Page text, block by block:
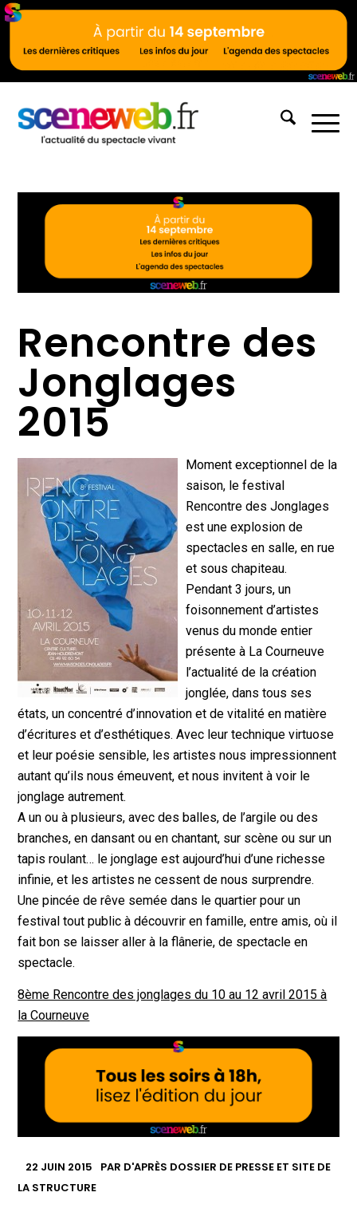
Rencontre des
Jonglages
2015
Moment exceptionnel de la
saison, le festival
Rencontre des Jonglages
est une explosion de
spectacles en salle, en rue
et sous chapiteau.
Pendant 3 jours, un
foisonnement d’artistes
venus du monde entier
présente à La Courneuve
l’actualité de la création
jonglée, dans tous ses
états, un concentré d’innovation et de vitalité en matière
d’écritures et d’esthétiques. Avec leur technique virtuose
et leur poésie sensible, les artistes nous impressionnent
autant qu’ils nous émeuvent, et nous invitent à voir le
jonglage autrement.
A un ou à plusieurs, avec des balles, de l’argile ou des
branches, en dansant ou en chantant, sur scène ou sur un
tapis roulant… le jonglage est aujourd’hui d’une richesse
infinie, et les artistes ne cessent de nous surprendre.
Une pincée de rêve semée dans le quartier pour un
festival tout public à découvrir en famille, entre amis, où il
fait bon se laisser aller à la flânerie, de spectacle en
spectacle.
8ème Rencontre des jonglages du 10 au 12 avril 2015 à
la Courneuve
22 JUIN 2015 PAR D'APRÈS DOSSIER DE PRESSE ET SITE DE
LA STRUCTURE